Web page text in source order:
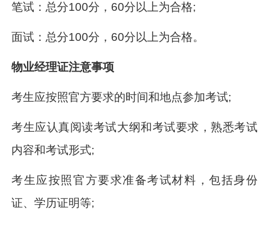
笔试：总分100分，60分以上为合格;
面试：总分100分，60分以上为合格。
物业经理证注意事项
考生应按照官方要求的时间和地点参加考试;
考生应认真阅读考试大纲和考试要求，熟悉考试
内容和考试形式;
考生应按照官方要求准备考试材料，包括身份
证、学历证明等;